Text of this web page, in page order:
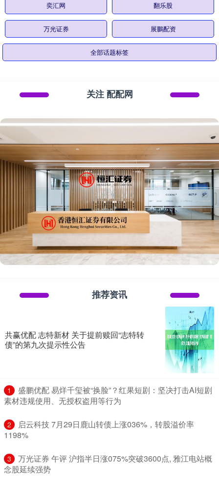
奕汇网 翻乐股
万光证券 展鵬配资
全部话题标签
关注 配配网
推荐资讯
共赢优配 志特新材 关于提前赎回“志特转
债”的第九次提示性公告
1
​盛鹏优配 易烊千玺被“换脸”？红果短剧：坚决打击AI短剧
素材违规使用、无授权盗用等行为
2
​启云科技 7月29日鹿山转债上涨036%，转股溢价率
1198%
3
​万光证券 午评 沪指半日涨075%突破3600点, 雅江电站概
念股延续强势